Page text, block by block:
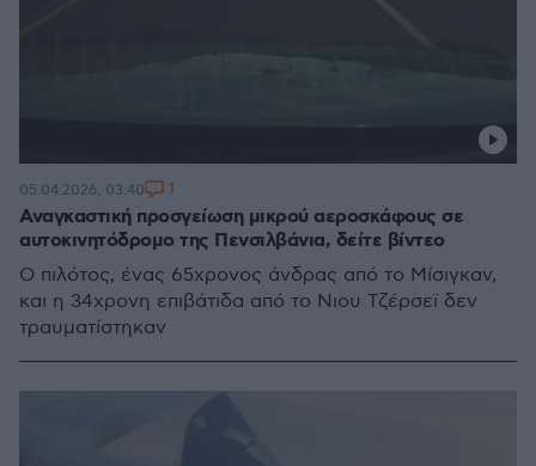
Αναγκαστική προσγείωση μικρού αεροσκάφους σε
αυτοκινητόδρομο της Πενσιλβάνια, δείτε βίντεο
Ο πιλότος, ένας 65χρονος άνδρας από το Μίσιγκαν,
και η 34χρονη επιβάτιδα από το Νιου Τζέρσεϊ δεν
τραυματίστηκαν
05.04.2026, 03:40 1